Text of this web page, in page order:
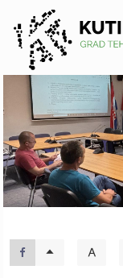
Kutina